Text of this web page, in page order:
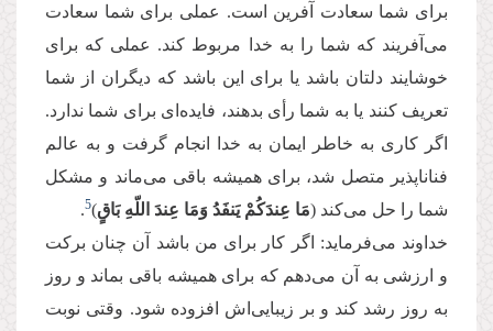
برای شما سعادت آفرین است. عملی برای شما سعادت
می‌آفریند که شما را به خدا مربوط کند. عملی که برای
خوشایند دلتان باشد یا برای این باشد که دیگران از شما
تعریف کنند یا به شما رأی بدهند، فایده‌ای برای شما ندارد.
اگر کاری به خاطر ایمان به خدا انجام گرفت و به عالم
فناناپذیر متصل شد، برای همیشه باقی می‌ماند و مشکل
شما را حل می‌کند (مَا عِندَكُمْ یَنفَدُ وَمَا عِندَ اللّهِ بَاقٍ)
5
.
خداوند می‌فرماید: اگر کار برای من باشد آن چنان برکت
و ارزشی به آن می‌دهم که برای همیشه باقی بماند و روز
به روز رشد کند و بر زیبایی‌اش افزوده شود. وقتی نوبت